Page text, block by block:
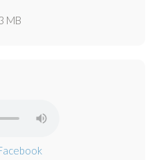
MB